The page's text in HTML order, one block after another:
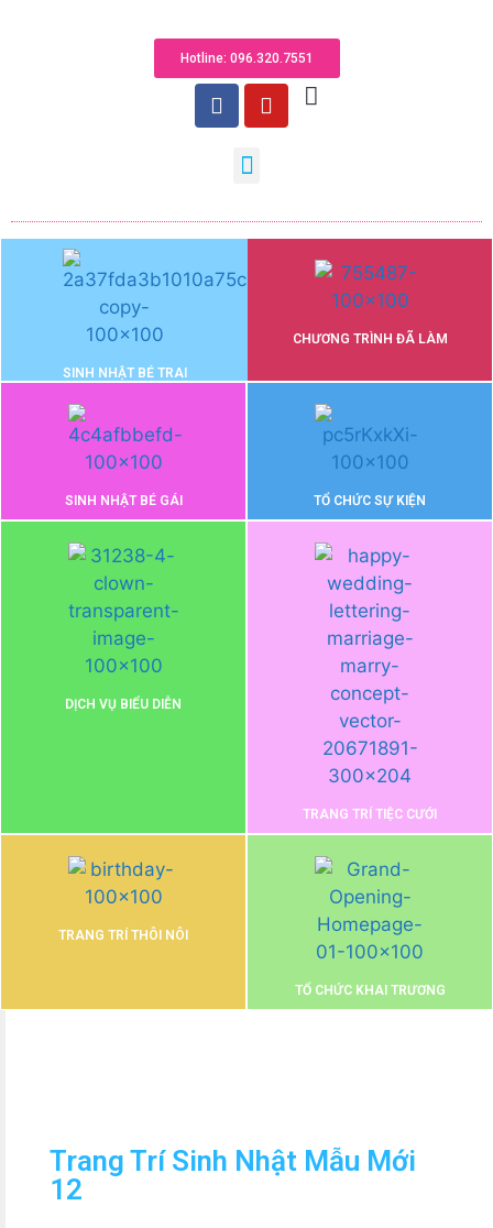
Hotline: 096.320.755​1
SINH NHẬT BÉ TRAI
CHƯƠNG TRÌNH ĐÃ LÀM
SINH NHẬT BÉ GÁI TỔ CHỨC SỰ KIỆN
DỊCH VỤ BIỂU DIỄN
TRANG TRÍ TIỆC CƯỚI
TRANG TRÍ THÔI NÔI
TỔ CHỨC KHAI TRƯƠNG
Trang Trí Sinh Nhật Mẫu Mới
12